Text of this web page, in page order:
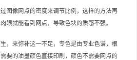
图像网点的密度来调节比例，这样的方法再
眼就能看到网点，导致色块的质感不强。
，来弥补这一不足，专色是由专业色谱，根
要的油墨颜色直接印刷，颜色不需要网点的